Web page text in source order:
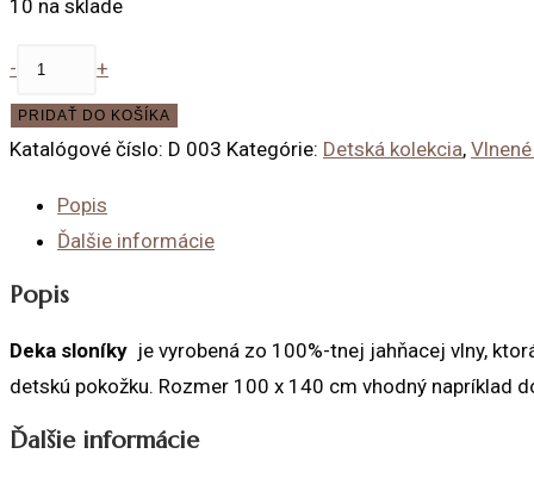
10 na sklade
množstvo
sloníky
100x140
- +
PRIDAŤ DO KOŠÍKA
Katalógové číslo: D 003 Kategórie: Detská kolekcia,
Popis
Ďalšie informácie
Popis
Deka sloníky je vyrobená zo 100%-tnej jahňacej vlny,
detskú pokožku. Rozmer 100 x 140 cm vhodný napríklad
Ďalšie informácie